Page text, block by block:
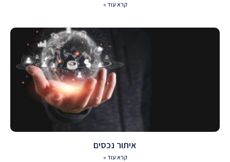
קרא עוד »
איתור נכסים
קרא עוד »